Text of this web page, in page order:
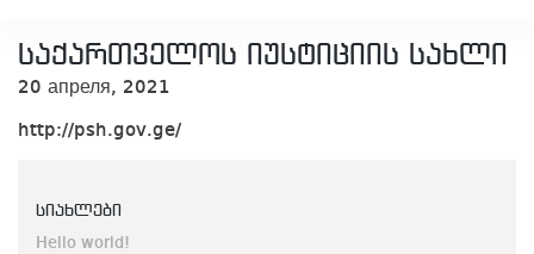
საქართველოს იუსტიციის სახლი
20 апреля, 2021
http://psh.gov.ge/
სიახლები
Hello world!